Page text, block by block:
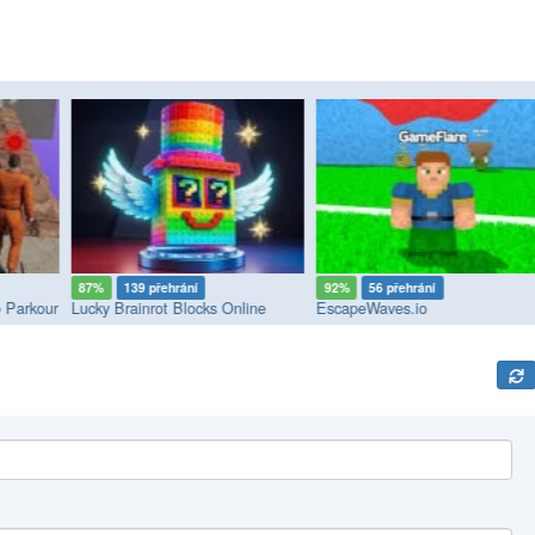
Parkour
87% 139 přehrání
Lucky Brainrot Blocks Online
92% 56 přehrání
EscapeWaves.io